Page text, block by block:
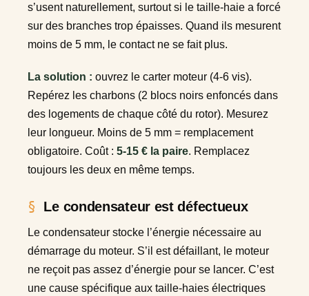
s’usent naturellement, surtout si le taille-haie a forcé
sur des branches trop épaisses. Quand ils mesurent
moins de 5 mm, le contact ne se fait plus.
La solution : ouvrez le carter moteur (4-6 vis).
Repérez les charbons (2 blocs noirs enfoncés dans
des logements de chaque côté du rotor). Mesurez
leur longueur. Moins de 5 mm = remplacement
obligatoire. Coût : 5-15 € la paire. Remplacez
toujours les deux en même temps.
Le condensateur est défectueux
Le condensateur stocke l’énergie nécessaire au
démarrage du moteur. S’il est défaillant, le moteur
ne reçoit pas assez d’énergie pour se lancer. C’est
une cause spécifique aux taille-haies électriques